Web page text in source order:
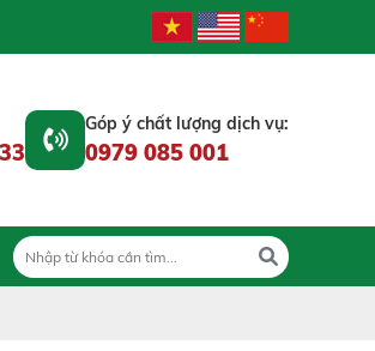
Góp ý chất lượng dịch vụ:
0979 085 001